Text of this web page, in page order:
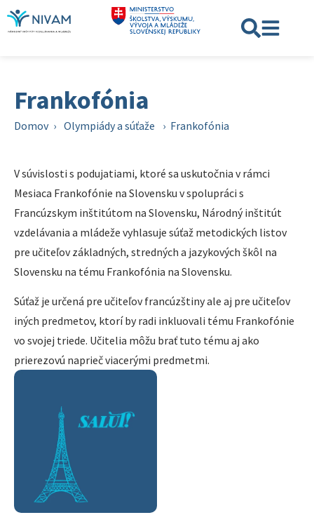
Frankofónia
Domov › Olympiády a súťaže › Frankofónia
V súvislosti s podujatiami, ktoré sa uskutočnia v rámci
Mesiaca Frankofónie na Slovensku v spolupráci s
Francúzskym inštitútom na Slovensku, Národný inštitút
vzdelávania a mládeže vyhlasuje súťaž metodických listov
pre učiteľov základných, stredných a jazykových škôl na
Slovensku na tému Frankofónia na Slovensku.
Súťaž je určená pre učiteľov francúzštiny ale aj pre učiteľov
iných predmetov, ktorí by radi inkluovali tému Frankofónie
vo svojej triede. Učitelia môžu brať tuto tému aj ako
prierezovú naprieč viacerými predmetmi.